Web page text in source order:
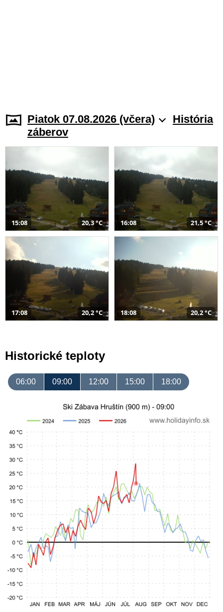
Piatok 07.08.2026 (včera)
História
záberov
15:08 20,3 °C 16:08 21,5 °C
17:08 20,2 °C 18:08 20,2 °C
Historické teploty
06:00 09:00 12:00 15:00 18:00